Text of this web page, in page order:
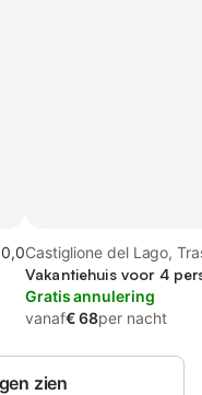
Castiglione del Lago,
Meer
Vakantiehuis voor 4
Gratis annulering
vanaf€ 68per nacht
zien